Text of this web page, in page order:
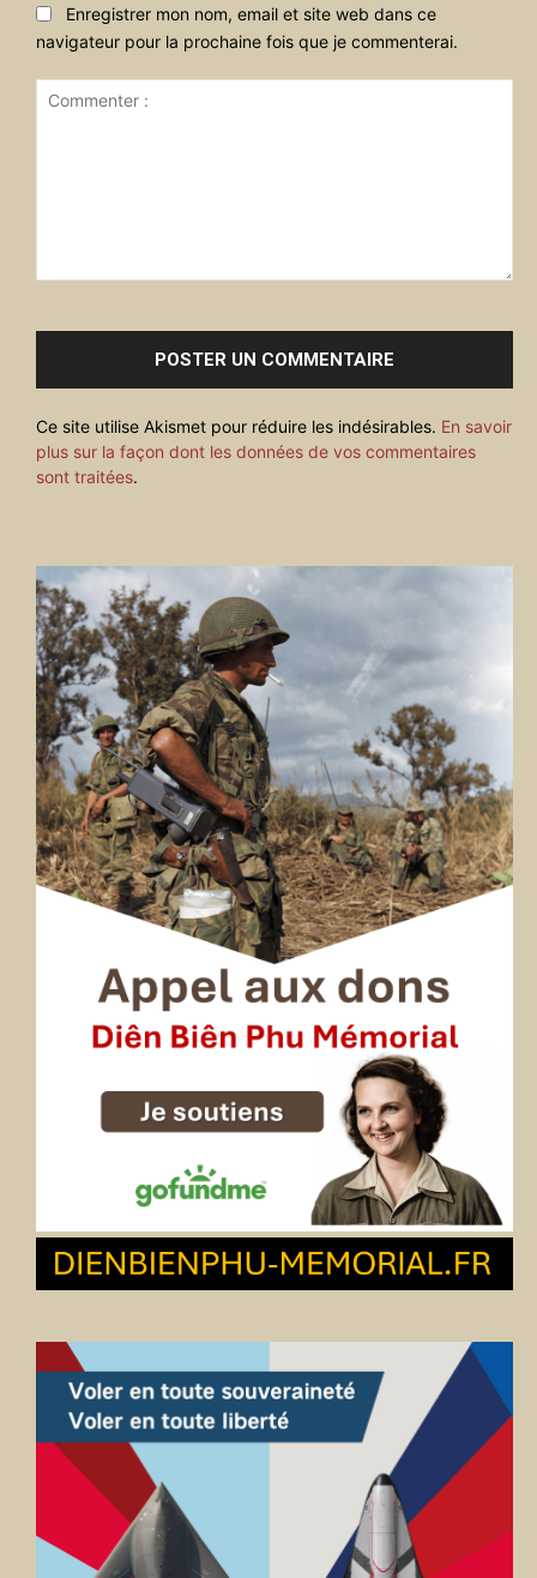
Enregistrer mon nom, email et site web dans ce
navigateur pour la prochaine fois que je commenterai.
Ce site utilise Akismet pour réduire les indésirables. En savoir
plus sur la façon dont les données de vos commentaires
sont traitées.